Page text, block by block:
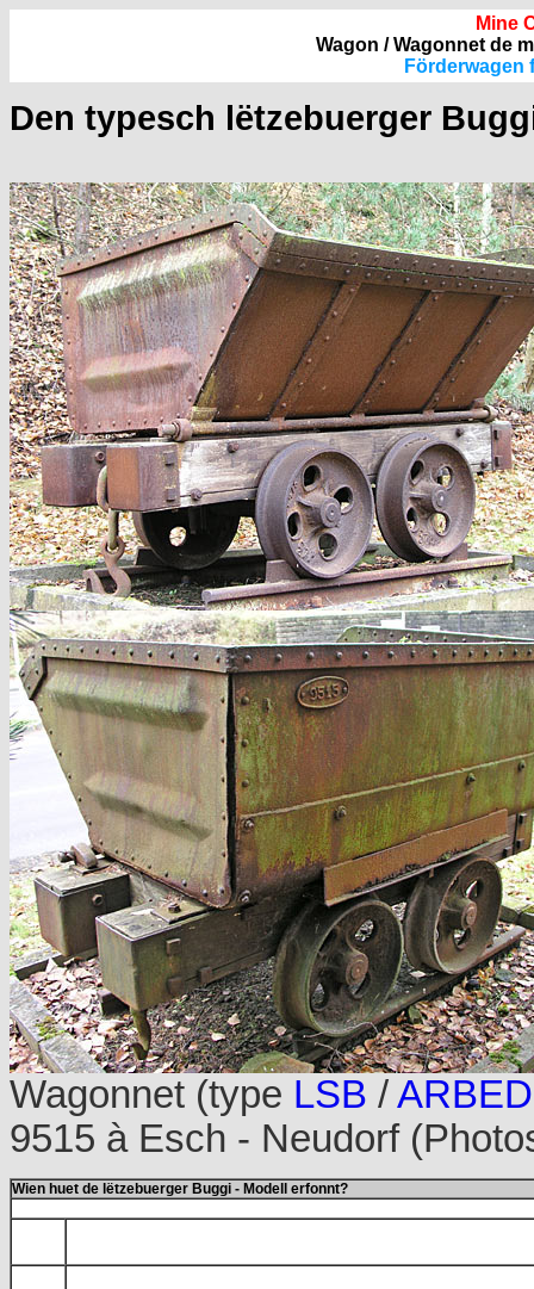
Mine
Wagon / Wagonnet de
Förderwagen
Den typesch lëtzebuerger
Wagonnet (type LSB /ARBED
9515 à Esch - Neudorf
Wien huet de lëtzebuerger Buggi - Modell erfonnt?